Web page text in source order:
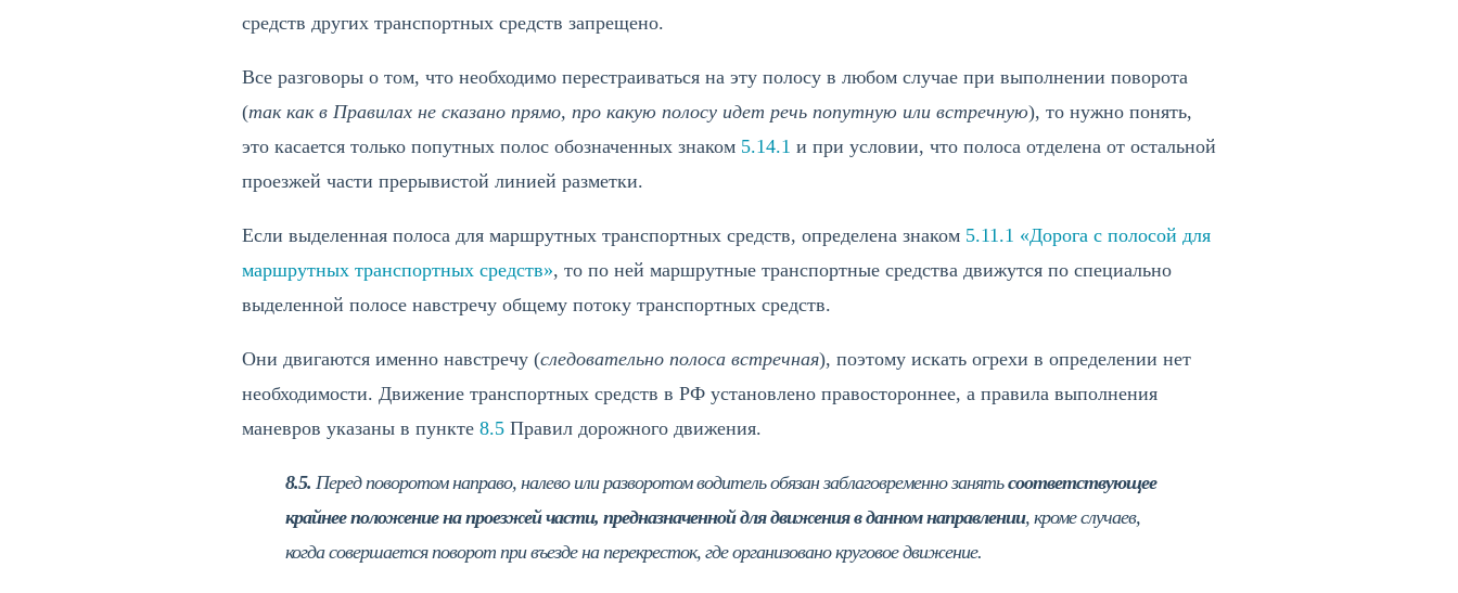
средств других транспортных средств запрещено.
Все разговоры о том, что необходимо перестраиваться на эту полосу в любом случае при выполнении поворота
(так как в Правилах не сказано прямо, про какую полосу идет речь попутную или встречную), то нужно понять,
это касается только попутных полос обозначенных знаком 5.14.1 и при условии, что полоса отделена от остальной
проезжей части прерывистой линией разметки.
Если выделенная полоса для маршрутных транспортных средств, определена знаком 5.11.1 «Дорога с полосой для
маршрутных транспортных средств», то по ней маршрутные транспортные средства движутся по специально
выделенной полосе навстречу общему потоку транспортных средств.
Они двигаются именно навстречу (следовательно полоса встречная), поэтому искать огрехи в определении нет
необходимости. Движение транспортных средств в РФ установлено правостороннее, а правила выполнения
маневров указаны в пункте 8.5 Правил дорожного движения.
8.5. Перед поворотом направо, налево или разворотом водитель обязан заблаговременно занятьсоответствующее
крайнее положение на проезжей части, предназначенной для движения в данном направлении, кроме случаев,
когда совершается поворот при въезде на перекресток, где организовано круговое движение.